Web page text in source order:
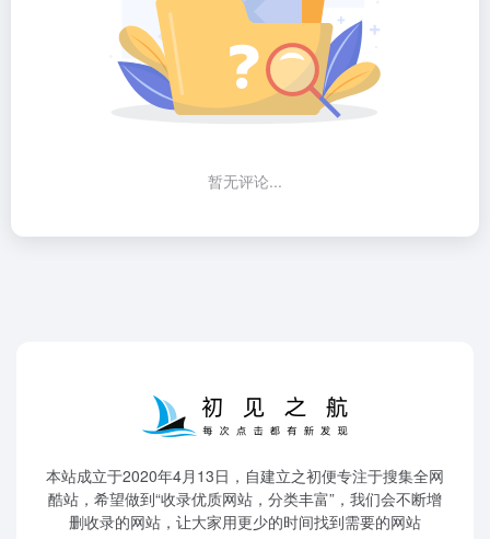
暂无评论...
本站成立于2020年4月13日，自建立之初便专注于搜集全网
酷站，希望做到“收录优质网站，分类丰富”，我们会不断增
删收录的网站，让大家用更少的时间找到需要的网站